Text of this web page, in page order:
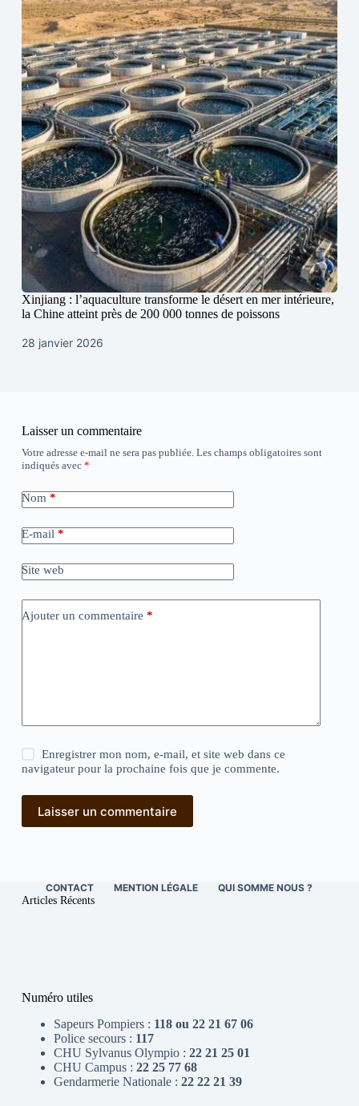
Xinjiang : l’aquaculture transforme le désert en mer intérieure,
la Chine atteint près de 200 000 tonnes de poissons
28 janvier 2026
Laisser un commentaire
Votre adresse e-mail ne sera pas publiée. Les champs obligatoires sont
indiqués avec *
Nom *
E-mail *
Site web
Ajouter un commentaire *
Enregistrer mon nom, e-mail, et site web dans ce
navigateur pour la prochaine fois que je commente.
Laisser un commentaire
CONTACT MENTION LÉGALE QUI SOMME NOUS ?
Articles Récents
Numéro utiles
Sapeurs Pompiers : 118 ou 22 21 67 06
Police secours : 117
CHU Sylvanus Olympio : 22 21 25 01
CHU Campus : 22 25 77 68
Gendarmerie Nationale : 22 22 21 39